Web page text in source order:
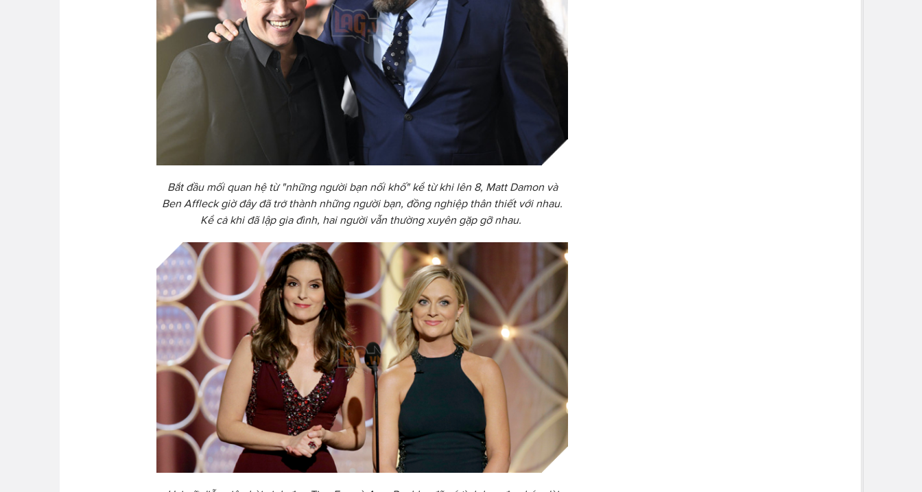
Bắt đầu mối quan hệ từ "những người bạn nối khố" kể từ khi lên 8, Matt Damon và
Ben Affleck giờ đây đã trở thành những người bạn, đồng nghiệp thân thiết với nhau.
Kể cả khi đã lập gia đình, hai người vẫn thường xuyên gặp gỡ nhau.